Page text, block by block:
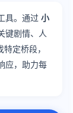
具。通过 小
键剧情、人
定桥段，
应，助力每